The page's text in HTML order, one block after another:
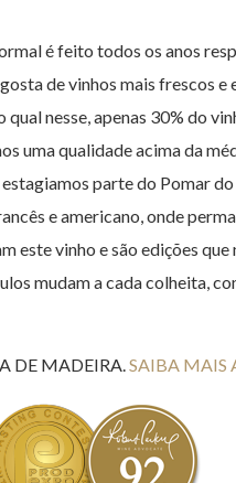
é feito todos os anos
de vinhos mais frescos
qual nesse, apenas 30% do
uma qualidade acima da
parte do Pomar
e americano, onde
este vinho e são edições
mudam a cada colheita,
DE MADEIRA.SAIBA MAIS